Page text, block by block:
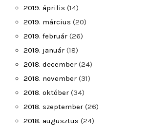
2019. április (14)
2019. március (20)
2019. február (26)
2019. január (18)
2018. december (24)
2018. november (31)
2018. október (34)
2018. szeptember (26)
2018. augusztus (24)